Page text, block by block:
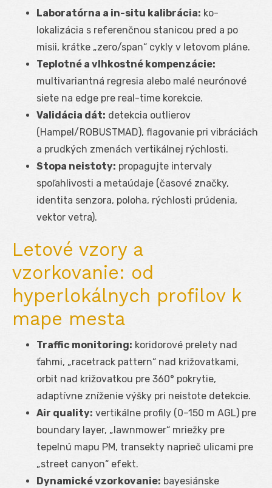
Laboratórna a in-situ kalibrácia: ko-
lokalizácia s referenčnou stanicou pred a po
misii, krátke „zero/span“ cykly v letovom pláne.
Teplotné a vlhkostné kompenzácie:
multivariantná regresia alebo malé neurónové
siete na edge pre real-time korekcie.
Validácia dát: detekcia outlierov
(Hampel/ROBUSTMAD), flagovanie pri vibráciách
a prudkých zmenách vertikálnej rýchlosti.
Stopa neistoty: propagujte intervaly
spoľahlivosti a metaúdaje (časové značky,
identita senzora, poloha, rýchlosti prúdenia,
vektor vetra).
Letové vzory a
vzorkovanie: od
hyperlokálnych profilov k
mape mesta
Traffic monitoring: koridorové prelety nad
ťahmi, „racetrack pattern“ nad križovatkami,
orbit nad križovatkou pre 360° pokrytie,
adaptívne zníženie výšky pri neistote detekcie.
Air quality: vertikálne profily (0–150 m AGL) pre
boundary layer, „lawnmower“ mriežky pre
tepelnú mapu PM, transekty naprieč ulicami pre
„street canyon“ efekt.
Dynamické vzorkovanie: bayesiánske